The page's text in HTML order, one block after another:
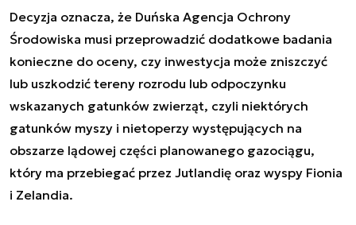
Decyzja oznacza, że Duńska Agencja Ochrony
Środowiska musi przeprowadzić dodatkowe badania
konieczne do oceny, czy inwestycja może zniszczyć
lub uszkodzić tereny rozrodu lub odpoczynku
wskazanych gatunków zwierząt, czyli niektórych
gatunków myszy i nietoperzy występujących na
obszarze lądowej części planowanego gazociągu,
który ma przebiegać przez Jutlandię oraz wyspy Fionia
i Zelandia.